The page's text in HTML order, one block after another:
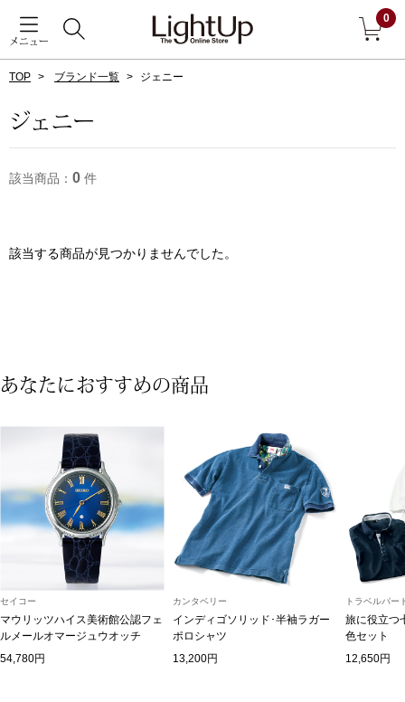
メニュー
0
すべて見る
アクセサリー
アウター
Tシャツ／カッ
ポロシャツ
トレーナー／
セーター／カ
TOP ブランド一覧 ジェニー
ジェニー
該当商品： 0 件
該当する商品が見つかりませんでした。
あなたにおすすめの商品
セイコー
マウリッツハイス美術館公認フェ
ルメールオマージュウオッチ
54,780円
カンタベリー
インディゴソリッド･半袖ラガー
ポロシャツ
13,200円
トラベルパー
旅に役立つ
色セット
12,650円